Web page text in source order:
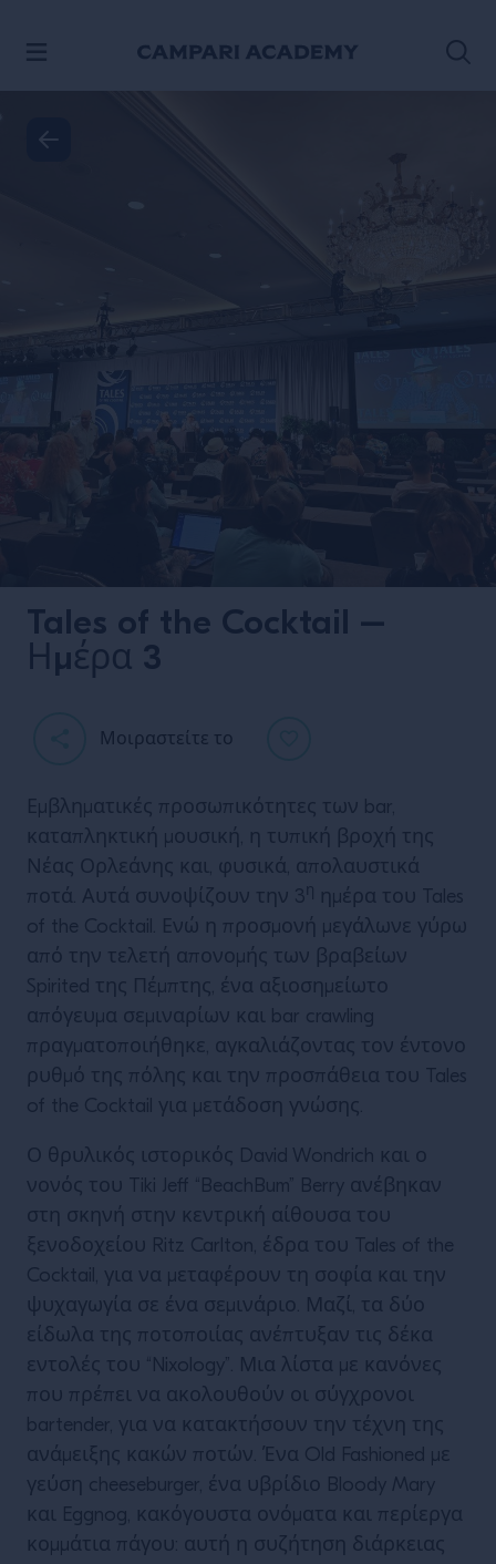
Tales of the Cocktail –
Ημέρα 3
Μοιραστείτε το
Εμβληματικές προσωπικότητες των bar,
καταπληκτική μουσική, η τυπική βροχή της
Νέας Ορλεάνης και, φυσικά, απολαυστικά
ποτά. Αυτά συνοψίζουν την 3 η
ημέρα του Tales
of the Cocktail. Ενώ η προσμονή μεγάλωνε γύρω
από την τελετή απονομής των βραβείων
Spirited της Πέμπτης, ένα αξιοσημείωτο
απόγευμα σεμιναρίων και bar crawling
πραγματοποιήθηκε, αγκαλιάζοντας τον έντονο
ρυθμό της πόλης και την προσπάθεια του Tales
of the Cocktail για μετάδοση γνώσης.
Ο θρυλικός ιστορικός David Wondrich και ο
νονός του Tiki Jeff “BeachBum” Berry ανέβηκαν
στη σκηνή στην κεντρική αίθουσα του
ξενοδοχείου Ritz Carlton, έδρα του Tales of the
Cocktail, για να μεταφέρουν τη σοφία και την
ψυχαγωγία σε ένα σεμινάριο. Μαζί, τα δύο
είδωλα της ποτοποιίας ανέπτυξαν τις δέκα
εντολές του “Nixology”. Μια λίστα με κανόνες
που πρέπει να ακολουθούν οι σύγχρονοι
bartender, για να κατακτήσουν την τέχνη της
ανάμειξης κακών ποτών. Ένα Old Fashioned με
γεύση cheeseburger, ένα υβρίδιο Bloody Mary
και Eggnog, κακόγουστα ονόματα και περίεργα
κομμάτια πάγου: αυτή η συζήτηση διάρκειας